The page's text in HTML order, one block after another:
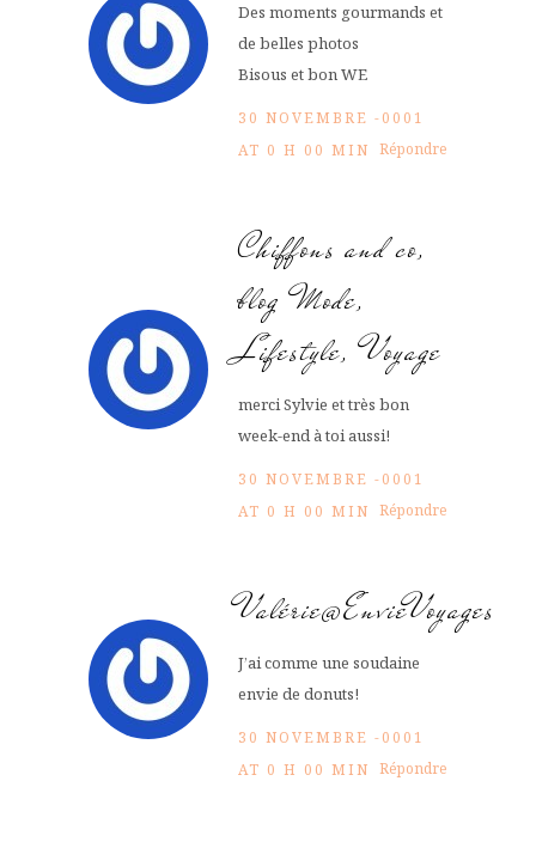
Des moments gourmands et
de belles photos
Bisous et bon WE
30 NOVEMBRE -0001
AT 0 H 00 MIN Répondre
Chiffons and co,
blog Mode,
Lifestyle, Voyage
merci Sylvie et très bon
week-end à toi aussi!
30 NOVEMBRE -0001
AT 0 H 00 MIN Répondre
Valérie@EnvieVoyages
J’ai comme une soudaine
envie de donuts!
30 NOVEMBRE -0001
AT 0 H 00 MIN Répondre